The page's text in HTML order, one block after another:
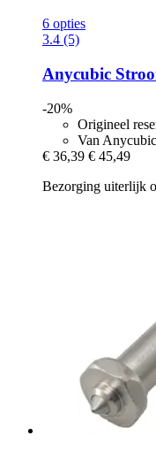
6 opties
3.4 (5)
Anycubic
-20%
Origineel
Van Anycubic
€ 36,39 € 45,49
Bezorging uiterlijk